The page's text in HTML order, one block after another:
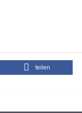
teilen